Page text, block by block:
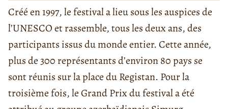
Créé en 1997, le festival a lieu sous les auspices de
l’UNESCO et rassemble, tous les deux ans, des
participants issus du monde entier. Cette année,
plus de 300 représentants d’environ 80 pays se
sont réunis sur la place du Registan. Pour la
troisième fois, le Grand Prix du festival a été